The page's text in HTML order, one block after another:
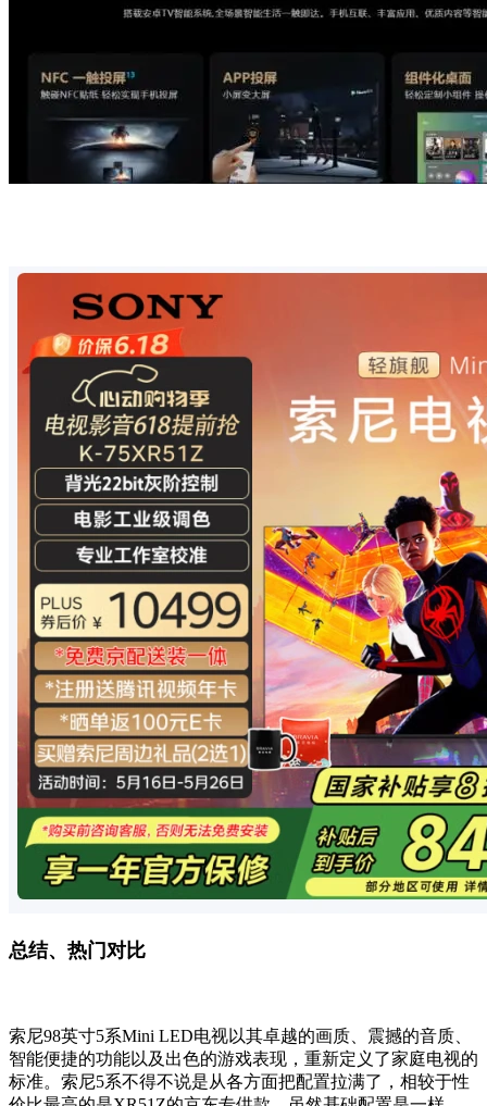
总结、热门对比
索尼98英寸5系Mini LED电视以其卓越的画质、震撼的音质、
智能便捷的功能以及出色的游戏表现，重新定义了家庭电视的
标准。索尼5系不得不说是从各方面把配置拉满了，相较于性